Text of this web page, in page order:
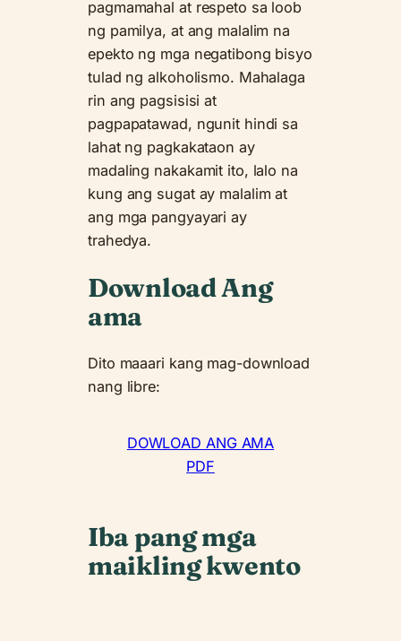
pagmamahal at respeto sa loob
ng pamilya, at ang malalim na
epekto ng mga negatibong bisyo
tulad ng alkoholismo. Mahalaga
rin ang pagsisisi at
pagpapatawad, ngunit hindi sa
lahat ng pagkakataon ay
madaling nakakamit ito, lalo na
kung ang sugat ay malalim at
ang mga pangyayari ay
trahedya.
Download Ang
ama
Dito maaari kang mag-download
nang libre:
DOWLOAD ANG AMA
PDF
Iba pang mga
maikling kwento